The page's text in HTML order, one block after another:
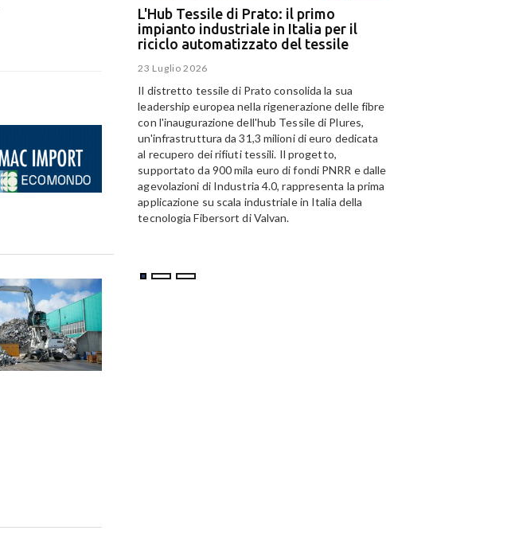
L'Hub Tessile di Prato: il primo
impianto industriale in Italia per il
riciclo automatizzato del tessile
23 Luglio 2026
Il distretto tessile di Prato consolida la sua
leadership europea nella rigenerazione delle fibre
con l'inaugurazione dell'hub Tessile di Plures,
un'infrastruttura da 31,3 milioni di euro dedicata
al recupero dei rifiuti tessili. Il progetto,
supportato da 900 mila euro di fondi PNRR e dalle
agevolazioni di Industria 4.0, rappresenta la prima
applicazione su scala industriale in Italia della
tecnologia Fibersort di Valvan.